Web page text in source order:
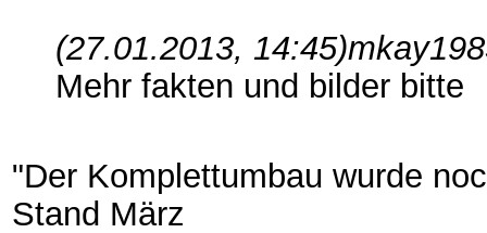
(27.01.2013, 14:45)
Mehr fakten und bilder bitte
"Der Komplettumbau wurde
Stand März